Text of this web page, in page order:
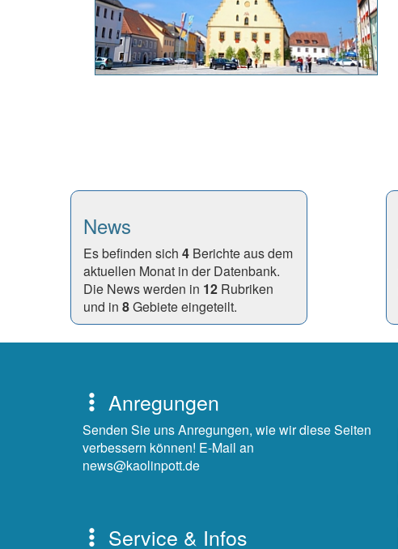
News
Es befinden sich 4 Berichte aus dem
aktuellen Monat in der Datenbank.
Die News werden in 12 Rubriken
und in 8Gebiete eingeteilt.
Anregungen
Senden Sie uns Anregungen, wie wir diese Seiten
verbessern können! E-Mail an
news@kaolinpott.de
Service & Infos